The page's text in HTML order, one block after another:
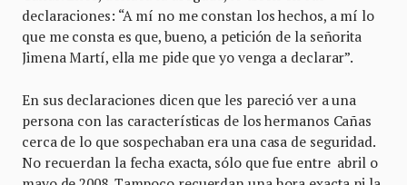
declaraciones: “A mí no me constan los hechos, a mí lo
que me consta es que, bueno, a petición de la señorita
Jimena Martí, ella me pide que yo venga a declarar”.
En sus declaraciones dicen que les pareció ver a una
persona con las características de los hermanos Cañas
cerca de lo que sospechaban era una casa de seguridad.
No recuerdan la fecha exacta, sólo que fue entre abril o